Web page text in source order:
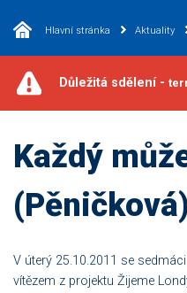
Hlavní stránka Aktuality
Důležitá sdělení -
Každý
(Pěničková)
V úterý 25.10.2011 se
vítězem z projektu Žijeme